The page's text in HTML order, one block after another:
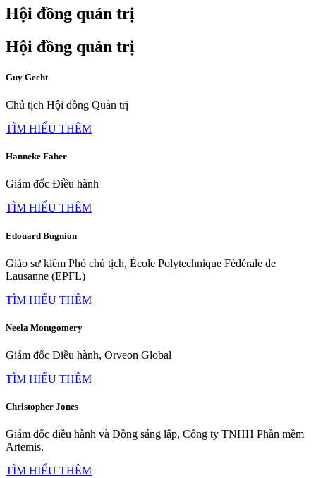
Hội đồng quản trị
Hội đồng quản trị
Guy Gecht
Chủ tịch Hội đồng Quản trị
TÌM HIỂU THÊM
Hanneke Faber
Giám đốc Điều hành
TÌM HIỂU THÊM
Edouard Bugnion
Giáo sư kiêm Phó chủ tịch, École Polytechnique Fédérale de
Lausanne (EPFL)
TÌM HIỂU THÊM
Neela Montgomery
Giám đốc Điều hành, Orveon Global
TÌM HIỂU THÊM
Christopher Jones
Giám đốc điều hành và Đồng sáng lập, Công ty TNHH Phần mềm
Artemis.
TÌM HIỂU THÊM